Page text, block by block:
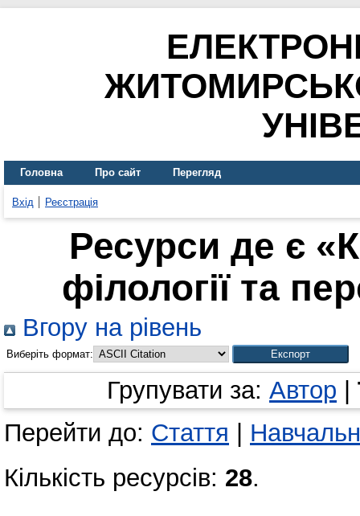
Головна Про сайт Перегляд
Вхід Реєстрація
Ресурси де є
філології та
Вгору на рівень
Виберіть формат:
Групувати за: Автор
Перейти до: Стаття
Кількість ресурсів: 28.